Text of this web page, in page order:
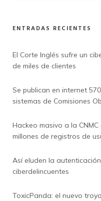
ENTRADAS RECIENTES
El Corte Inglés sufre un
de miles de clientes
Se publican en internet
sistemas de Comisiones
Hackeo masivo a la
millones de registros de
Así eluden la
ciberdelincuentes
ToxicPanda: el nuevo